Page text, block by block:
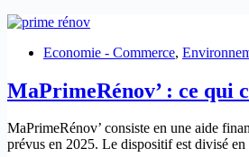
Economie - Commerce,
MaPrimeRénov’ : ce qui
MaPrimeRénov’ consiste en une aide
prévus en 2025. Le dispositif est divisé